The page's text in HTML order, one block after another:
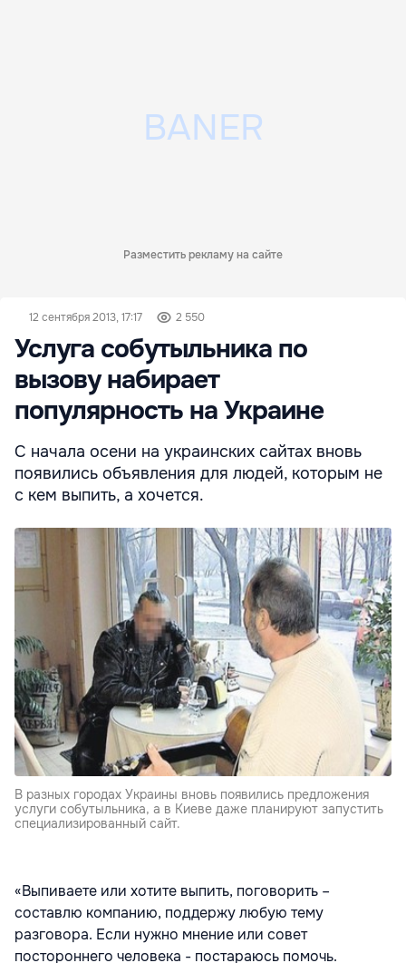
Разместить рекламу на сайте
12 сентября 2013, 17:17 2 550
Услуга собутыльника по
вызову набирает
популярность на Украине
С начала осени на украинских сайтах вновь
появились объявления для людей, которым не
с кем выпить, а хочется.
В разных городах Украины вновь появились предложения
услуги собутыльника, а в Киеве даже планируют запустить
специализированный сайт.
«Выпиваете или хотите выпить, поговорить –
составлю компанию, поддержу любую тему
разговора. Если нужно мнение или совет
постороннего человека - постараюсь помочь.